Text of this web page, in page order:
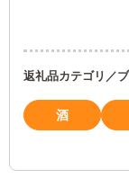
返礼品カテゴリ／
酒